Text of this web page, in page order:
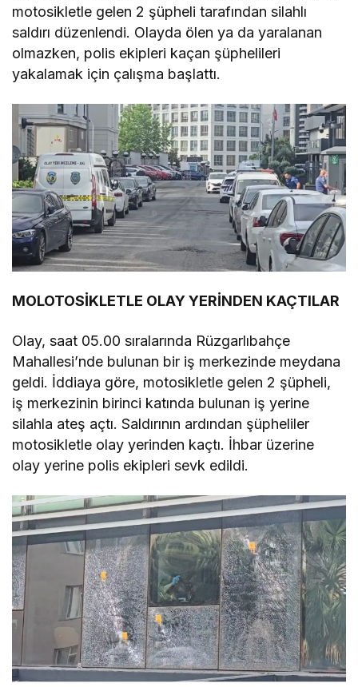
motosikletle gelen 2 şüpheli tarafından silahlı
saldırı düzenlendi. Olayda ölen ya da yaralanan
olmazken, polis ekipleri kaçan şüphelileri
yakalamak için çalışma başlattı.
MOLOTOSİKLETLE OLAY YERİNDEN KAÇTILAR
Olay, saat 05.00 sıralarında Rüzgarlıbahçe
Mahallesi’nde bulunan bir iş merkezinde meydana
geldi. İddiaya göre, motosikletle gelen 2 şüpheli,
iş merkezinin birinci katında bulunan iş yerine
silahla ateş açtı. Saldırının ardından şüpheliler
motosikletle olay yerinden kaçtı. İhbar üzerine
olay yerine polis ekipleri sevk edildi.